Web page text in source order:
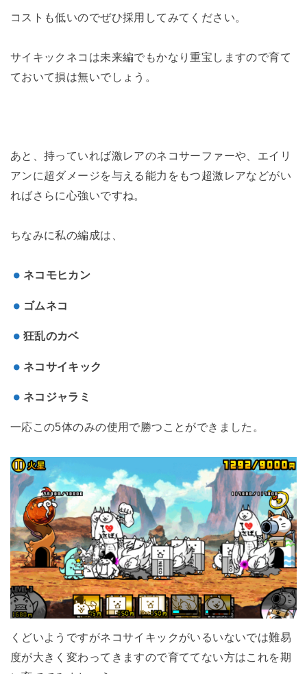
コストも低いのでぜひ採用してみてください。
サイキックネコは未来編でもかなり重宝しますので育て
ておいて損は無いでしょう。
あと、持っていれば激レアのネコサーファーや、エイリ
アンに超ダメージを与える能力をもつ超激レアなどがい
ればさらに心強いですね。
ちなみに私の編成は、
ネコモヒカン
ゴムネコ
狂乱のカベ
ネコサイキック
ネコジャラミ
一応この5体のみの使用で勝つことができました。
くどいようですがネコサイキックがいるいないでは難易
度が大きく変わってきますので育ててない方はこれを期